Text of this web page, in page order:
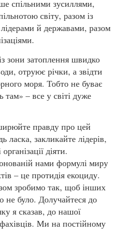
спільними зусиллями,
світу, разом із
й державами, разом
зони затоплення швидко
отруює річки, а звідти
моря. Тобто не буває
там» – все у світі дуже
правду про цей
ласка, закликайте лідерів,
діяти.
нами формулі миру
– це протидія екоциду.
зробимо так, щоб інших
не було. Долучайтеся до
я сказав, до нашої
Ми на постійному